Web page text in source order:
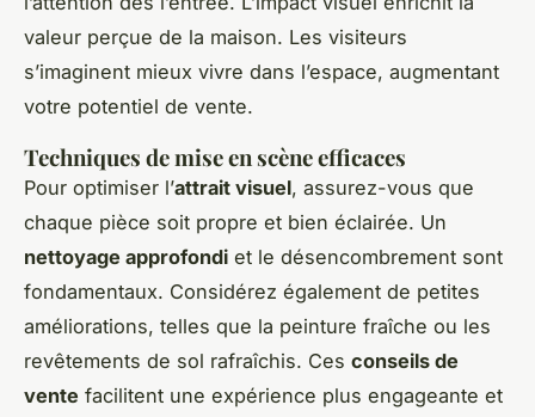
valeur perçue de la maison. Les visiteurs
s’imaginent mieux vivre dans l’espace, augmentant
votre potentiel de vente.
Techniques de mise en scène efficaces
Pour optimiser l’attrait visuel, assurez-vous que
chaque pièce soit propre et bien éclairée. Un
nettoyage approfondi et le désencombrement sont
fondamentaux. Considérez également de petites
améliorations, telles que la peinture fraîche ou les
revêtements de sol rafraîchis. Ces conseils de
vente facilitent une expérience plus engageante et